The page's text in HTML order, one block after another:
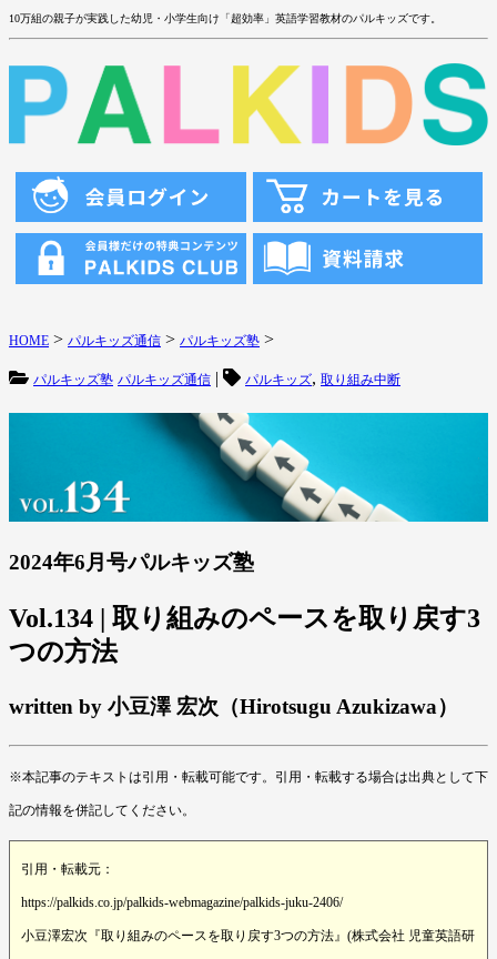
10万組の親子が実践した幼児・小学生向け「超効率」英語学習教材のパルキッズです。
HOME > パルキッズ通信 > パルキッズ塾 >
パルキッズ塾 パルキッズ通信 | パルキッズ, 取り組み中断
2024年6月号パルキッズ塾
Vol.134 | 取り組みのペースを取り戻す3
つの方法
written by 小豆澤 宏次（Hirotsugu Azukizawa）
※本記事のテキストは引用・転載可能です。引用・転載する場合は出典として下
記の情報を併記してください。
引用・転載元：
https://palkids.co.jp/palkids-webmagazine/palkids-juku-2406/
小豆澤宏次『取り組みのペースを取り戻す3つの方法』(株式会社 児童英語研